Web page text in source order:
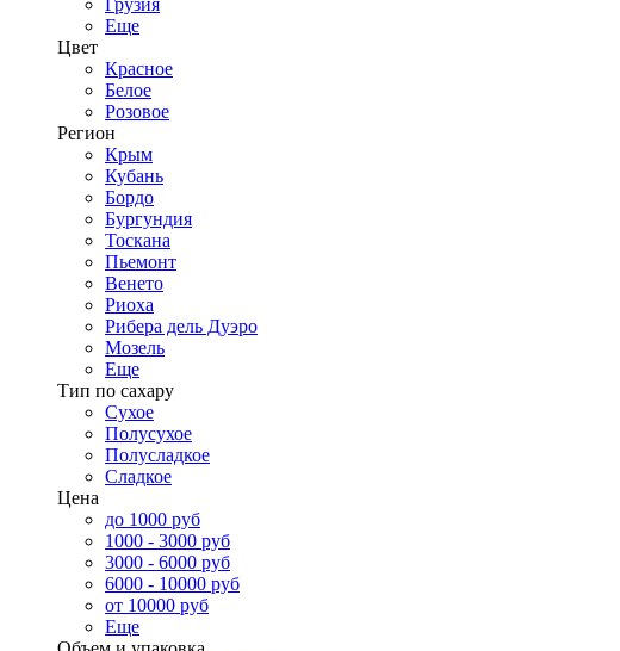
Грузия
Еще
Цвет
Красное
Белое
Розовое
Регион
Крым
Кубань
Бордо
Бургундия
Тоскана
Пьемонт
Венето
Риоха
Рибера дель Дуэро
Мозель
Еще
Тип по сахару
Сухое
Полусухое
Полусладкое
Сладкое
Цена
до 1000 руб
1000 - 3000 руб
3000 - 6000 руб
6000 - 10000 руб
от 10000 руб
Еще